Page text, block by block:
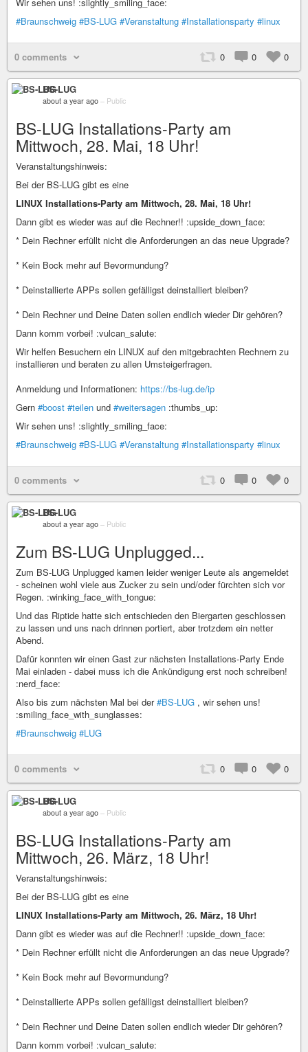
#Braunschweig #BS-LUG #Veranstaltung #Installationsparty #linux
0 comments 0 0 0
BS-LUG
about a year ago – Public
BS-LUG Installations-Party am
Mittwoch, 28. Mai, 18 Uhr!
Veranstaltungshinweis:
Bei der BS-LUG gibt es eine
LINUX Installations-Party am Mittwoch, 28. Mai, 18 Uhr!
Dann gibt es wieder was auf die Rechner!! :upside_down_face:
* Dein Rechner erfüllt nicht die Anforderungen an das neue Upgrade?
* Kein Bock mehr auf Bevormundung?
* Deinstallierte APPs sollen gefälligst deinstalliert bleiben?
* Dein Rechner und Deine Daten sollen endlich wieder Dir gehören?
Dann komm vorbei! :vulcan_salute:
Wir helfen Besuchern ein LINUX auf den mitgebrachten Rechnern zu
installieren und beraten zu allen Umsteigerfragen.
Anmeldung und Informationen: https://bs-lug.de/ip
Gern #boost #teilen und #weitersagen :thumbs_up:
Wir sehen uns! :slightly_smiling_face:
#Braunschweig #BS-LUG #Veranstaltung #Installationsparty #linux
0 comments 0 0 0
BS-LUG
about a year ago – Public
Zum BS-LUG Unplugged...
Zum BS-LUG Unplugged kamen leider weniger Leute als angemeldet
- scheinen wohl viele aus Zucker zu sein und/oder fürchten sich vor
Regen. :winking_face_with_tongue:
Und das Riptide hatte sich entschieden den Biergarten geschlossen
zu lassen und uns nach drinnen portiert, aber trotzdem ein netter
Abend.
Dafür konnten wir einen Gast zur nächsten Installations-Party Ende
Mai einladen - dabei muss ich die Ankündigung erst noch schreiben!
:nerd_face:
Also bis zum nächsten Mal bei der#BS-LUG , wir sehen uns!
:smiling_face_with_sunglasses:
#Braunschweig #LUG
0 comments 0 0 0
BS-LUG
about a year ago – Public
BS-LUG Installations-Party am
Mittwoch, 26. März, 18 Uhr!
Veranstaltungshinweis:
Bei der BS-LUG gibt es eine
LINUX Installations-Party am Mittwoch, 26. März, 18 Uhr!
Dann gibt es wieder was auf die Rechner!! :upside_down_face:
* Dein Rechner erfüllt nicht die Anforderungen an das neue Upgrade?
* Kein Bock mehr auf Bevormundung?
* Deinstallierte APPs sollen gefälligst deinstalliert bleiben?
* Dein Rechner und Deine Daten sollen endlich wieder Dir gehören?
Dann komm vorbei! :vulcan_salute: